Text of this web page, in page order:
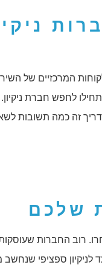
המרכזיים של
לחפש חברת
זה כמה תשובות
שלכם
רוב החברות
ספציפי שנחשב